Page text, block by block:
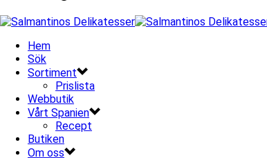
Hem
Sök
Sortiment
Prislista
Webbutik
Vårt Spanien
Recept
Butiken
Om oss